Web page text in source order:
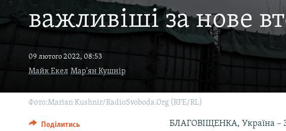
важливіші за нове
09 лютого 2022, 08:53
Майк Екел Мар'ян Кушнір
Фото:Marian Kushnir/RadioSvoboda.Org (RFE/RL)
Поділитись БЛАГОВІЩЕНКА, Україна –